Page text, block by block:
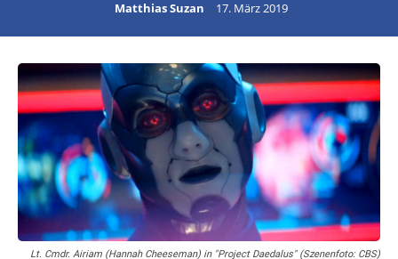
Matthias Suzan 17. März 2019
Lt. Cmdr. Airiam (Hannah Cheeseman) in "Project Daedalus" (Szenenfoto: CBS)